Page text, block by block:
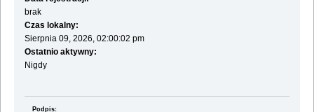
brak
Czas lokalny:
Sierpnia 09, 2026, 02:00:02 pm
Ostatnio aktywny:
Nigdy
Podpis: